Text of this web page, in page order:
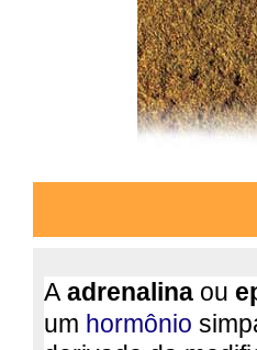
A adrenalina ou
um hormônio